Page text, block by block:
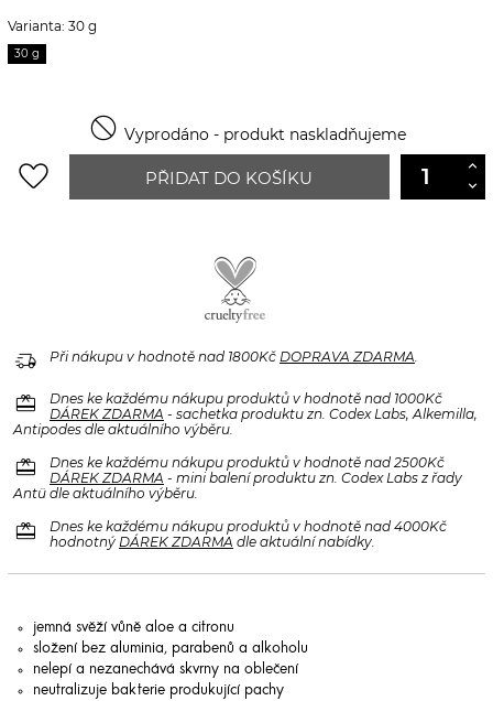
Varianta: 30 g
30 g
 Vyprodáno - produkt naskladňujeme
favorite_border PŘIDAT DO KOŠÍKU
delivery_truck_speed Při nákupu v hodnotě nad 1800Kč DOPRAVA ZDARMA.
redeem
Dnes ke každému nákupu produktů v hodnotě nad 1000Kč
DÁREK ZDARMA - sachetka produktu zn. Codex Labs, Alkemilla,
Antipodes dle aktuálního výběru.
redeem
Dnes ke každému nákupu produktů v hodnotě nad 2500Kč
DÁREK ZDARMA - mini balení produktu zn. Codex Labs z řady
Antü dle aktuálního výběru.
redeem
Dnes ke každému nákupu produktů v hodnotě nad 4000Kč
hodnotný DÁREK ZDARMA dle aktuální nabídky.
jemná svěží vůně aloe a citronu
složení bez aluminia, parabenů a alkoholu
nelepí a nezanechává skvrny na oblečení
neutralizuje bakterie produkující pachy